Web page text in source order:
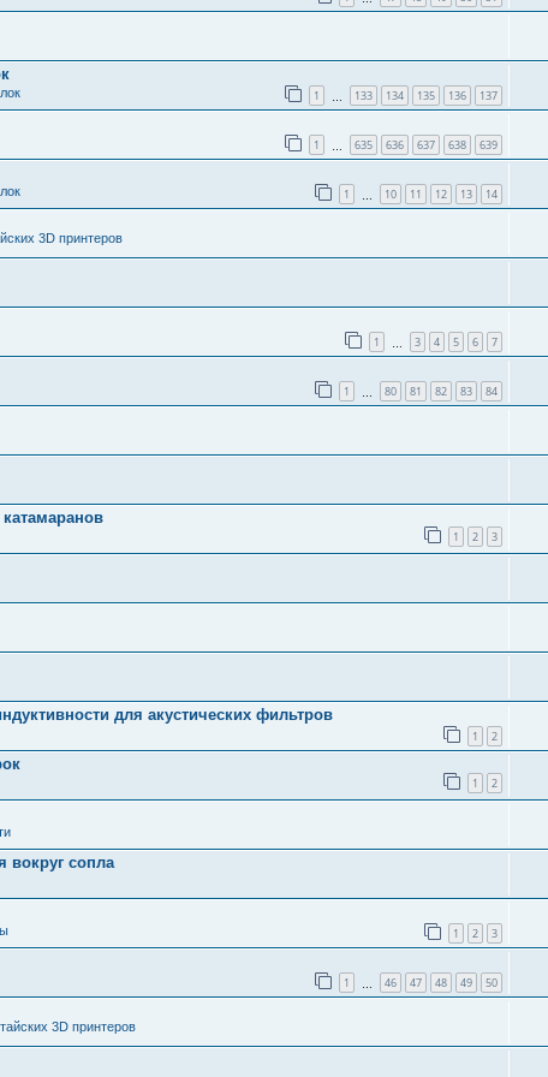
1 133 134 135 136 137
1 635 636 637 638 639
1 10 11 12 13 14
3D принтеров
1 3 4 5 6 7
1 80 81 82 83 84
1 2 3
для акустических фильтров
1 2
1 2
вокруг сопла
1 2 3
1 46 47 48 49 50
3D принтеров